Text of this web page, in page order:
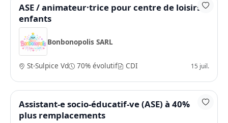
ASE / animateur·trice pour centre de loisirs
enfants
Bonbonopolis SARL
St-Sulpice Vd 70% évolutif CDI 15 juil.
Assistant-e socio-éducatif-ve (ASE) à 40%
plus remplacements